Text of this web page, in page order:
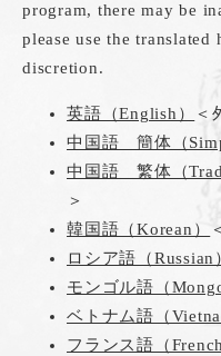
program, there may be
please use the translated
discretion.
英語（English）
＜
中国語 簡体（
中国語 繁体（
＞
韓国語（Korean）
ロシア語（Russian
モンゴル語（
ベトナム語（
フランス語（French